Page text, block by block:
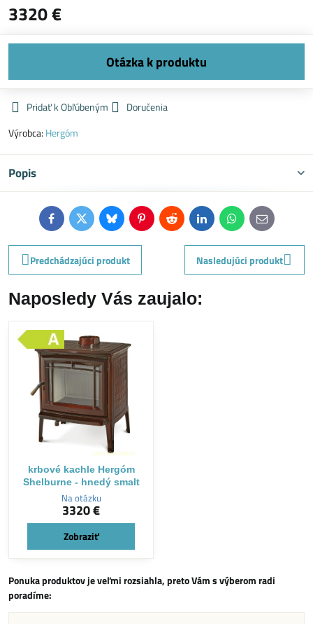
3320 €
Pridať k Obľúbeným
Doručenia
Výrobca: Hergóm
Popis
FacebookTwitterBlueskyPinterestReddit LinkedInWhatsApp
E-
mail
Predchádzajúci produkt
Nasledujúci produkt
Naposledy Vás zaujalo:
krbové kachle Hergóm
Shelburne - hnedý smalt
Na otázku
3320 €
Zobraziť
Ponuka produktov je veľmi rozsiahla, preto Vám s výberom radi
poradíme: